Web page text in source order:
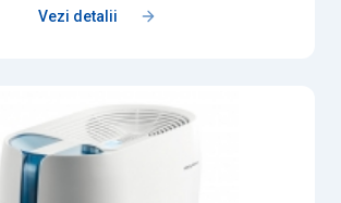
Vezi detalii